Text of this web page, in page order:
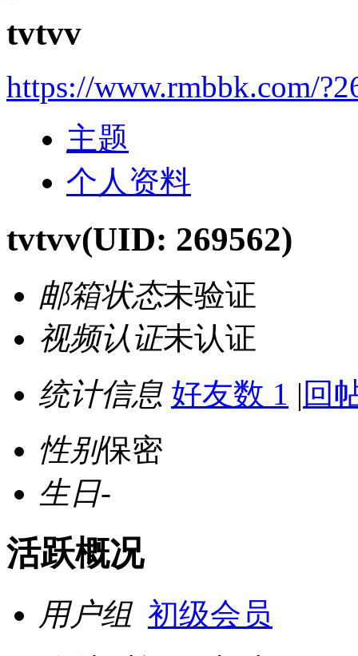
tvtvv
https://www.rmbbk.com/
主题
个人资料
tvtvv(UID: 269562)
邮箱状态未验证
视频认证未认证
统计信息 好友数 1 | 回
性别保密
生日-
活跃概况
用户组 初级会员